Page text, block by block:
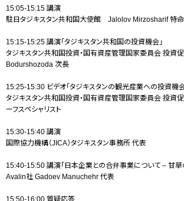
15:05-15:15 講演
駐日タジキスタン共和国大使館 Jalolov Mirzosharif 特
15:15-15:25 講演「タジキスタン共和国の投資機会」
タジキスタン共和国投資・国有資産管理国家委員会 投
Bodurshozoda 次長
15:25-15:30 ビデオ「タジキスタンの観光産業への投資機会
タジキスタン共和国投資・国有資産管理国家委員会 投
ーフスペシャリスト
15:30-15:40 講演
国際協力機構（JICA）タジキスタン事務所 代表
15:40-15:50 講演「日本企業との合弁事業について – 甘草
Avalin社 Gadoev Manuchehr 代表
15:50-16:00 質疑応答